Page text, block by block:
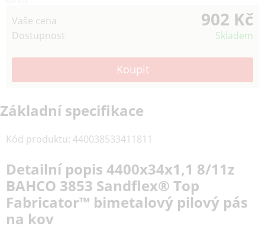
Vaše cena 902 Kč
Dostupnost Skladem
Základní specifikace
Kód produktu: 440038533411811
Detailní popis 4400x34x1,1 8/11z
BAHCO 3853 Sandflex® Top
Fabricator™ bimetalový pilový pás
na kov